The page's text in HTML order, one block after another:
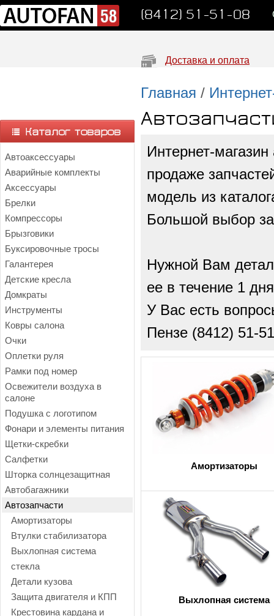
(8412) 51-51-08
Доставка и оплата
Автоаксессуары
Аварийные комплекты
Аксессуары
Брелки
Компрессоры
Брызговики
Буксировочные тросы
Галантерея
Детские кресла
Домкраты
Инструменты
Ковры салона
Очки
Оплетки руля
Рамки под номер
Освежители воздуха в
салоне
Подушка с логотипом
Фонари и элементы питания
Щетки-скребки
Салфетки
Шторка солнцезащитная
Автобагажники
Автозапчасти
Амортизаторы
Втулки стабилизатора
Выхлопная система
стекла
Детали кузова
Защита двигателя и КПП
Крестовина кардана и
Главная /
Интернет-
продаже
модель из
Большой выбор
Нужной Вам
ее в течение 1
У Вас есть
Пензе (8412) 51-
Амортизаторы
Выхлопная система